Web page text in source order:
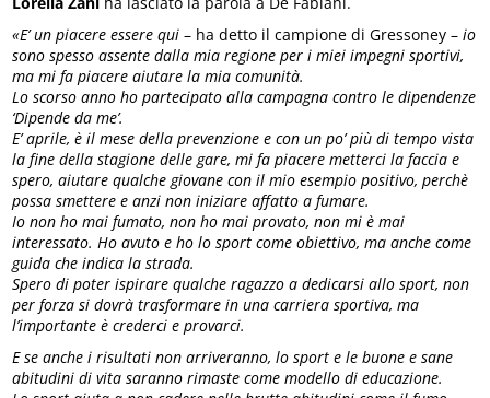
«E’ un piacere essere qui – ha detto il campione di Gressoney –io
sono spesso assente dalla mia regione per i miei impegni sportivi,
ma mi fa piacere aiutare la mia comunità.
Lo scorso anno ho partecipato alla campagna contro le dipendenze
‘Dipende da me’.
E’ aprile, è il mese della prevenzione e con un po’ più di tempo vista
la fine della stagione delle gare, mi fa piacere metterci la faccia e
spero, aiutare qualche giovane con il mio esempio positivo, perchè
possa smettere e anzi non iniziare affatto a fumare.
Io non ho mai fumato, non ho mai provato, non mi è mai
interessato. Ho avuto e ho lo sport come obiettivo, ma anche come
guida che indica la strada.
Spero di poter ispirare qualche ragazzo a dedicarsi allo sport, non
per forza si dovrà trasformare in una carriera sportiva, ma
l’importante è crederci e provarci.
E se anche i risultati non arriveranno, lo sport e le buone e sane
abitudini di vita saranno rimaste come modello di educazione.